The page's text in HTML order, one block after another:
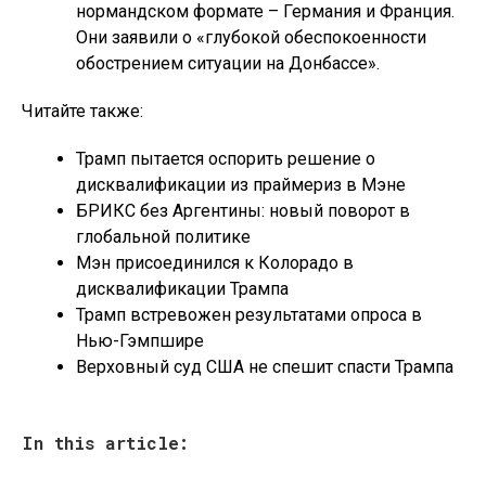
нормандском формате – Германия и Франция.
Они заявили о «глубокой обеспокоенности
обострением ситуации на Донбассе».
Читайте также:
Трамп пытается оспорить решение о
дисквалификации из праймериз в Мэне
БРИКС без Аргентины: новый поворот в
глобальной политике
Мэн присоединился к Колорадо в
дисквалификации Трампа
Трамп встревожен результатами опроса в
Нью-Гэмпшире
Верховный суд США не спешит спасти Трампа
In this article: